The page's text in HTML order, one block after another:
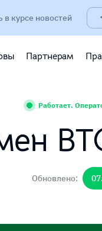
в курсе новостей
Партнерам
Работает.
Обновлено: